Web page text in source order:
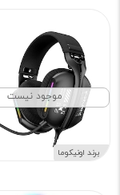
موجود نیست
برند اونیکوما